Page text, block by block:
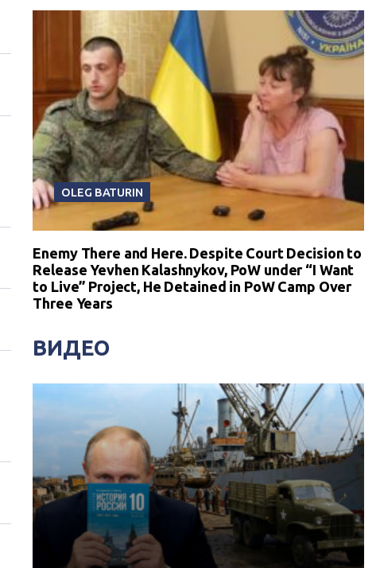
OLEG BATURIN
Enemy There and Here. Despite Court Decision to
Release Yevhen Kalashnykov, PoW under “I Want
to Live” Project, He Detained in PoW Camp Over
Three Years
ВИДЕО